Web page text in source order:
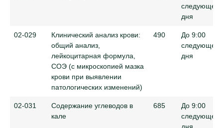
следующего
дня
02-029
Клинический анализ крови:
общий анализ,
лейкоцитарная формула,
СОЭ (с микроскопией мазка
крови при выявлении
патологических изменений)
490
До 9:00
следующего
дня
02-031
Содержание углеводов в
кале
685
До 9:00
следующего
дня